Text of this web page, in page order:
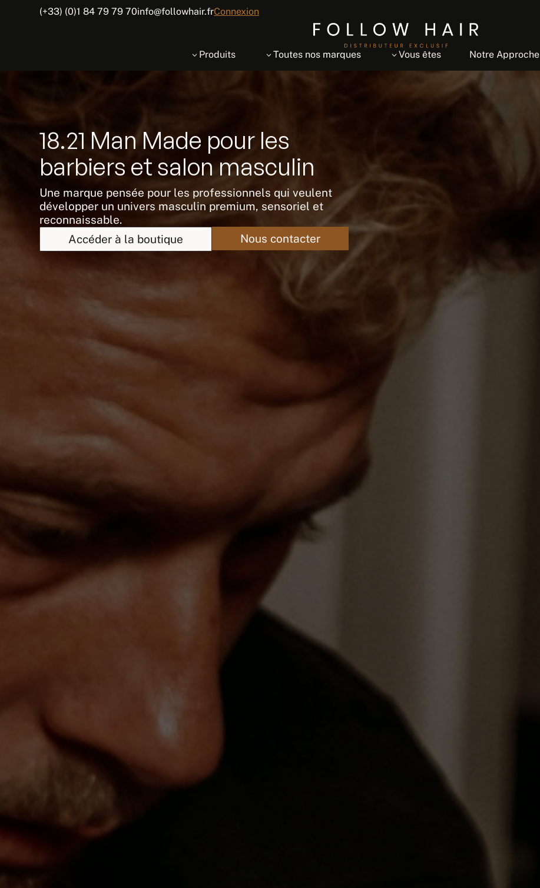
(+33) (0)1 84 79 79 70info@followhair.frConnexion
3 Produits 3 Toutes nos marques 3 Vous êtes Notre Approche
18.21 Man Made pour les
barbiers et salon masculin
Une marque pensée pour les professionnels qui veulent
développer un univers masculin premium, sensoriel et
reconnaissable.
Accéder à la boutique
Nous contacter